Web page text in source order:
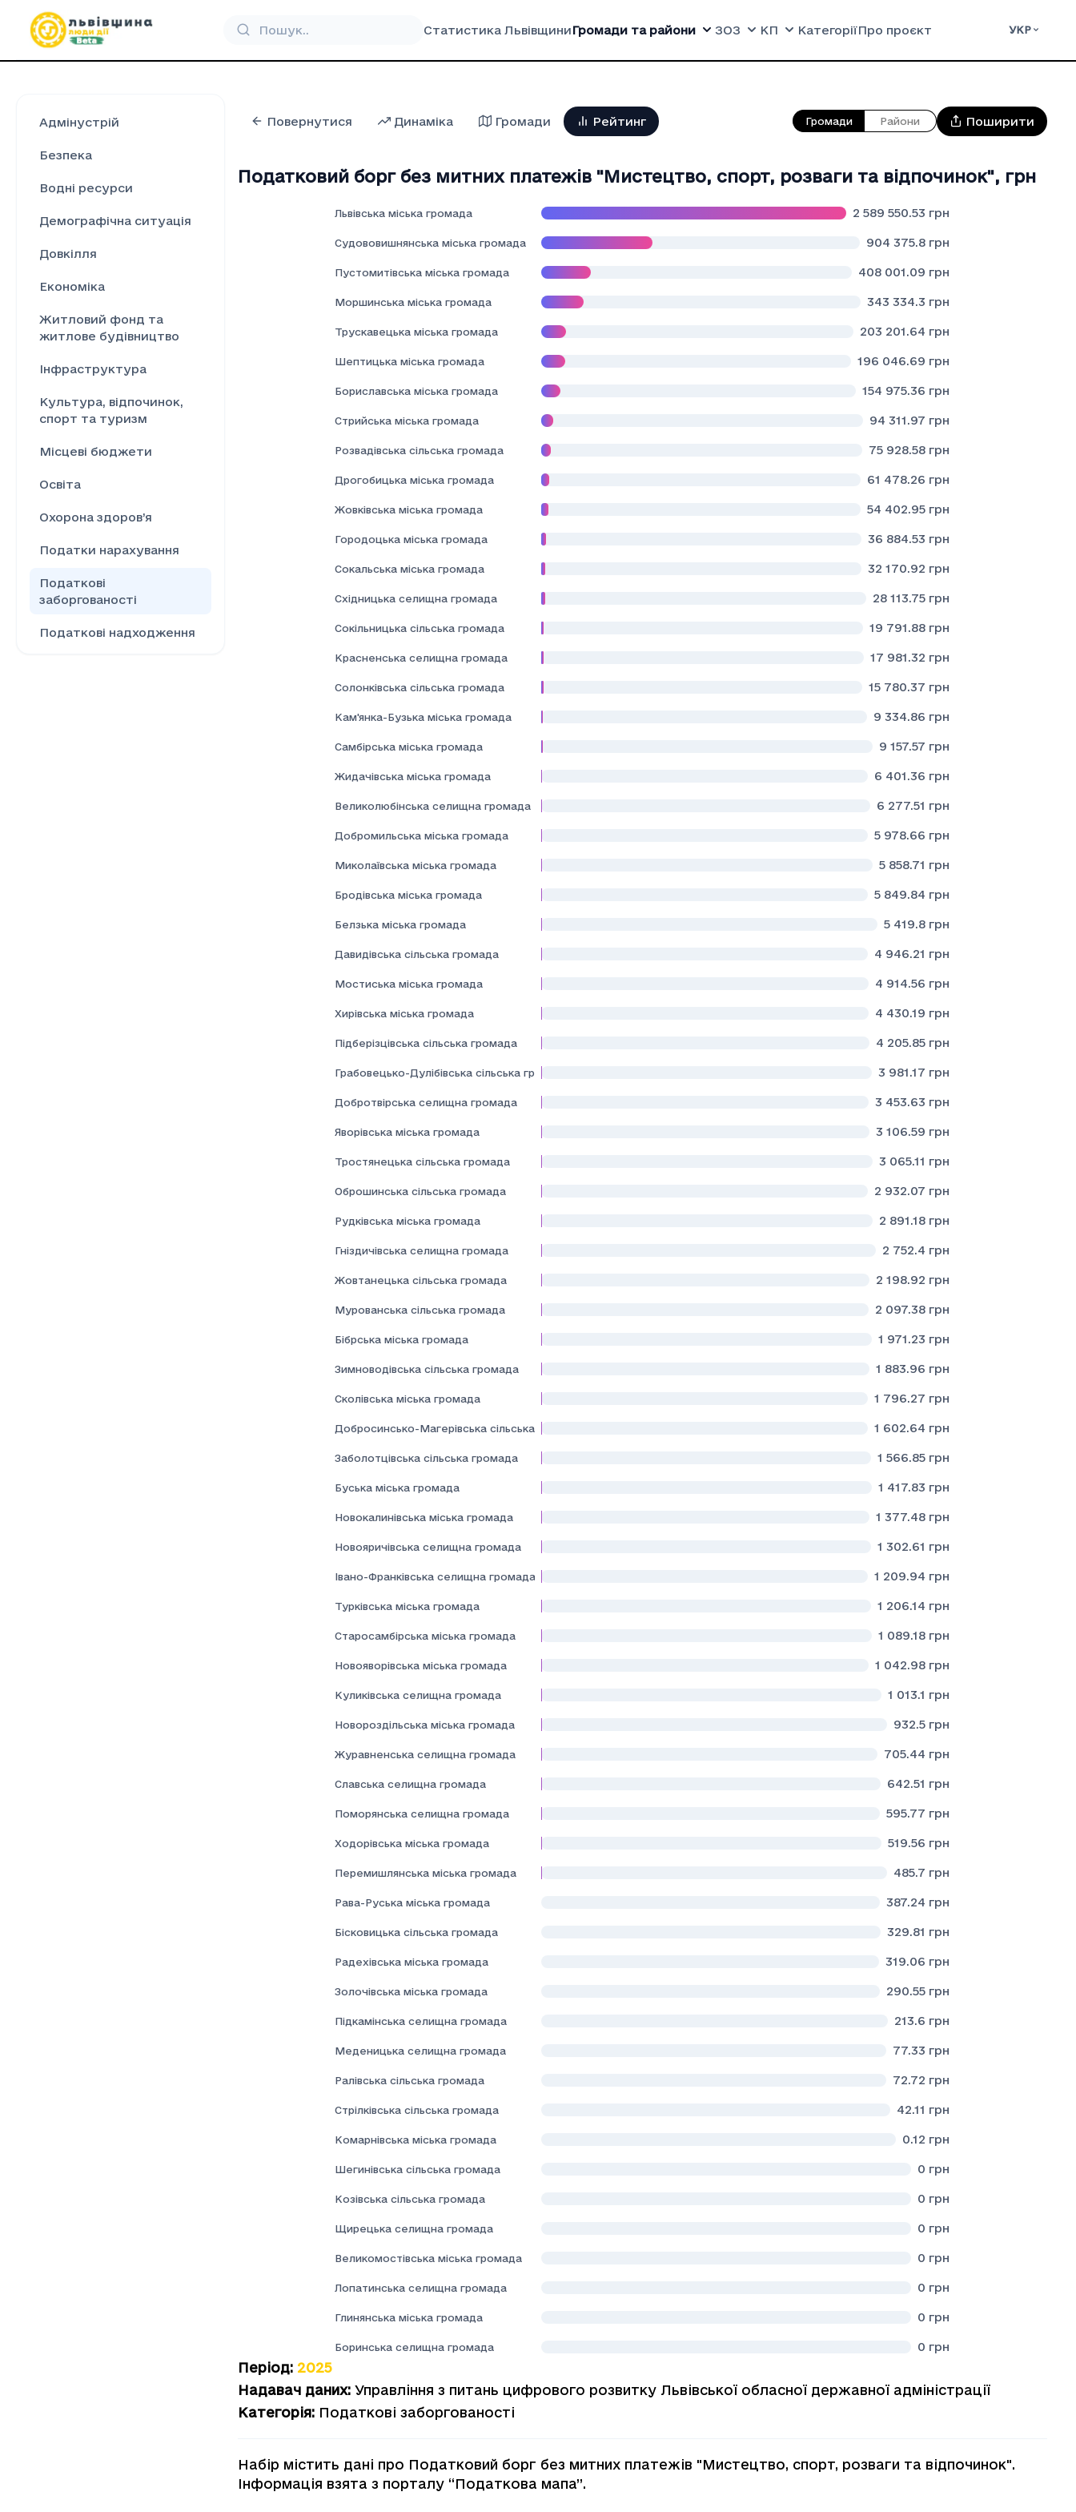
Статистика ЛьвівщиниГромади та райони ЗОЗ КП КатегоріїПро проєкт УКР
Адмінустрій
Безпека
Водні ресурси
Демографічна ситуація
Довкілля
Економіка
Житловий фонд та
житлове будівництво
Інфраструктура
Культура, відпочинок,
спорт та туризм
Місцеві бюджети
Освіта
Охорона здоров’я
Податки нарахування
Податкові
заборгованості
Податкові надходження
Повернутися Динаміка Громади Рейтинг Громади Райони Поширити
Податковий борг без митних платежів "Мистецтво, спорт, розваги та вiдпочинок", грн
Львівська міська громада 2 589 550.53 грн
Судововишнянська міська громада 904 375.8 грн
Пустомитівська міська громада 408 001.09 грн
Моршинська міська громада 343 334.3 грн
Трускавецька міська громада 203 201.64 грн
Шептицька міська громада 196 046.69 грн
Бориславська міська громада 154 975.36 грн
Стрийська міська громада 94 311.97 грн
Розвадівська сільська громада 75 928.58 грн
Дрогобицька міська громада 61 478.26 грн
Жовківська міська громада 54 402.95 грн
Городоцька міська громада 36 884.53 грн
Сокальська міська громада 32 170.92 грн
Східницька селищна громада 28 113.75 грн
Сокільницька сільська громада 19 791.88 грн
Красненська селищна громада 17 981.32 грн
Солонківська сільська громада 15 780.37 грн
Кам'янка-Бузька міська громада 9 334.86 грн
Самбірська міська громада 9 157.57 грн
Жидачівська міська громада 6 401.36 грн
Великолюбінська селищна громада 6 277.51 грн
Добромильська міська громада 5 978.66 грн
Миколаївська міська громада 5 858.71 грн
Бродівська міська громада 5 849.84 грн
Белзька міська громада 5 419.8 грн
Давидівська сільська громада 4 946.21 грн
Мостиська міська громада 4 914.56 грн
Хирівська міська громада 4 430.19 грн
Підберізцівська сільська громада 4 205.85 грн
Грабовецько-Дулібівська сільська громада 3 981.17 грн
Добротвірська селищна громада 3 453.63 грн
Яворівська міська громада 3 106.59 грн
Тростянецька сільська громада 3 065.11 грн
Оброшинська сільська громада 2 932.07 грн
Рудківська міська громада 2 891.18 грн
Гніздичівська селищна громада 2 752.4 грн
Жовтанецька сільська громада 2 198.92 грн
Мурованська сільська громада 2 097.38 грн
Бібрська міська громада 1 971.23 грн
Зимноводівська сільська громада 1 883.96 грн
Сколівська міська громада 1 796.27 грн
Добросинсько-Магерівська сільська громада 1 602.64 грн
Заболотцівська сільська громада 1 566.85 грн
Буська міська громада 1 417.83 грн
Новокалинівська міська громада 1 377.48 грн
Новояричівська селищна громада 1 302.61 грн
Івано-Франківська селищна громада 1 209.94 грн
Турківська міська громада 1 206.14 грн
Старосамбірська міська громада 1 089.18 грн
Новояворівська міська громада 1 042.98 грн
Куликівська селищна громада 1 013.1 грн
Новороздільська міська громада 932.5 грн
Журавненська селищна громада 705.44 грн
Славська селищна громада 642.51 грн
Поморянська селищна громада 595.77 грн
Ходорівська міська громада 519.56 грн
Перемишлянська міська громада 485.7 грн
Рава-Руська міська громада 387.24 грн
Бісковицька сільська громада 329.81 грн
Радехівська міська громада 319.06 грн
Золочівська міська громада 290.55 грн
Підкамінська селищна громада 213.6 грн
Меденицька селищна громада 77.33 грн
Ралівська сільська громада 72.72 грн
Стрілківська сільська громада 42.11 грн
Комарнівська міська громада 0.12 грн
Шегинівська сільська громада 0 грн
Козівська сільська громада 0 грн
Щирецька селищна громада 0 грн
Великомостівська міська громада 0 грн
Лопатинська селищна громада 0 грн
Глинянська міська громада 0 грн
Боринська селищна громада 0 грн
Період: 2025
Надавач даних: Управління з питань цифрового розвитку Львівської обласної державної адміністрації
Категорія: Податкові заборгованості
Набір містить дані про Податковий борг без митних платежів "Мистецтво, спорт, розваги та вiдпочинок".
Інформація взята з порталу “Податкова мапа”.